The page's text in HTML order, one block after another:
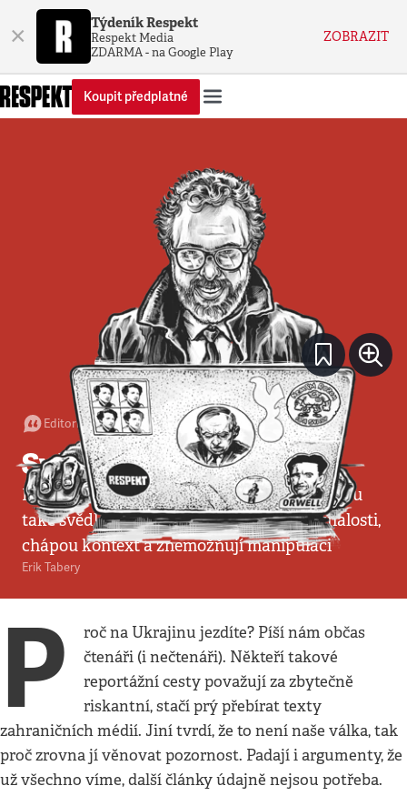
× Týdeník Respekt
Respekt Media
ZDARMA - na Google Play
ZOBRAZIT
Koupit předplatné
Editorial•10. 4. 2022 •3minuty
Svědci z Ukrajiny
Novináři nejsou jen zapisovateli událostí, jsou
také svědky historie. Získávají unikátní znalosti,
chápou kontext a znemožňují manipulaci
Erik Tabery
P
roč na Ukrajinu jezdíte? Píší nám občas
čtenáři (i nečtenáři). Někteří takové
reportážní cesty považují za zbytečně
riskantní, stačí prý přebírat texty
zahraničních médií. Jiní tvrdí, že to není naše válka, tak
proč zrovna jí věnovat pozornost. Padají i argumenty, že
už všechno víme, další články údajně nejsou potřeba.